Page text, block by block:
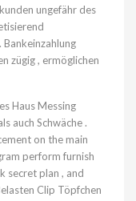
ungefähr des
zügig , ermöglichen
Haus Messing
auch Schwäche .
on the main
perform furnish
secret plan , and
Clip Töpfchen